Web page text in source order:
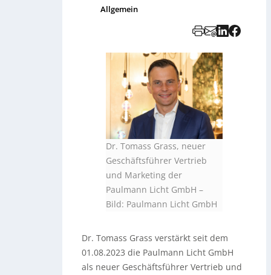
Allgemein
Dr. Tomass Grass, neuer
Geschäftsführer Vertrieb
und Marketing der
Paulmann Licht GmbH –
Bild: Paulmann Licht GmbH
Dr. Tomass Grass verstärkt seit dem
01.08.2023 die Paulmann Licht GmbH
als neuer Geschäftsführer Vertrieb und